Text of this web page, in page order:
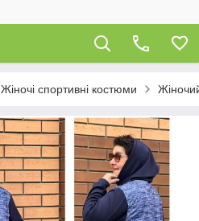
Жіночі спортивні костюми